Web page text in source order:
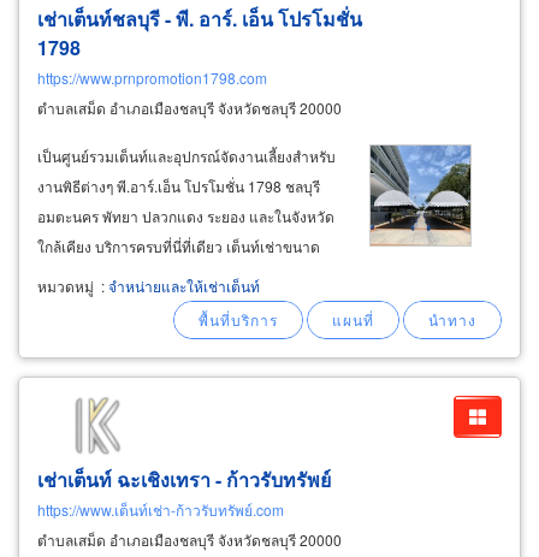
เช่าเต็นท์ชลบุรี - พี. อาร์. เอ็น โปรโมชั่น
1798
https://www.prnpromotion1798.com
ตำบลเสม็ด อำเภอเมืองชลบุรี จังหวัดชลบุรี 20000
เป็นศูนย์รวมเต็นท์และอุปกรณ์จัดงานเลี้ยงสำหรับ
งานพิธีต่างๆ พี.อาร์.เอ็น โปรโมชั่น 1798 ชลบุรี
อมตะนคร พัทยา ปลวกแดง ระยอง และในจังหวัด
ใกล้เคียง บริการครบที่นี่ที่เดียว เต็นท์เช่าขนาด
5x12 เมตร เต็นท์เช่าขนาด 4x16 เมตร สั่งทำเต็นท์
ขนาดพิเศษเสาสูง 2.5 เมตร 5 เมตร ติดผ้าใบปิด
หมวดหมู่ :จำหน่ายและให้เช่าเต็นท์
เช่าเต็นท์ ฉะเชิงเทรา - ก้าวรับทรัพย์
https://www.เต็นท์เช่า-ก้าวรับทรัพย์.com
ตำบลเสม็ด อำเภอเมืองชลบุรี จังหวัดชลบุรี 20000